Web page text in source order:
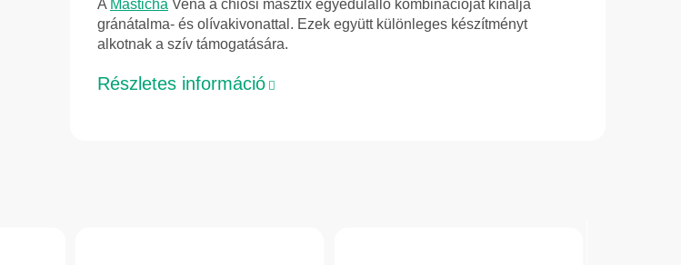
A Masticha Vena a chiosi masztix egyedülálló kombinációját kínálja
gránátalma- és olívakivonattal. Ezek együtt különleges készítményt
alkotnak a szív támogatására.
Részletes információ